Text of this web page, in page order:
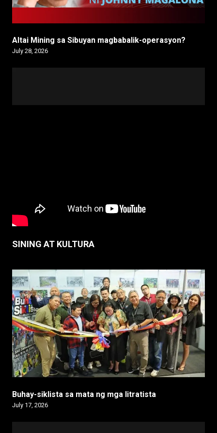
Altai Mining sa Sibuyan magbabalik-operasyon?
July 28, 2026
SINING AT KULTURA
Buhay-siklista sa mata ng mga litratista
July 17, 2026